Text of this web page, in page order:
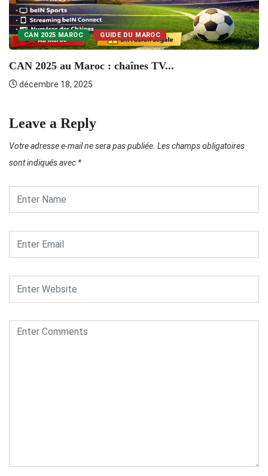
CAN 2025 MAROC GUIDE DU MAROC
CAN 2025 au Maroc : chaînes TV...
décembre 18, 2025
Leave a Reply
Votre adresse e-mail ne sera pas publiée. Les champs obligatoires
sont indiqués avec *